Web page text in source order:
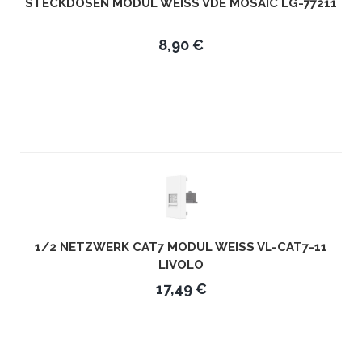
STECKDOSEN MODUL WEISS VDE MOSAIC LG-77211
8,90 €
1/2 NETZWERK CAT7 MODUL WEISS VL-CAT7-11 L
IVOLO
17,49 €